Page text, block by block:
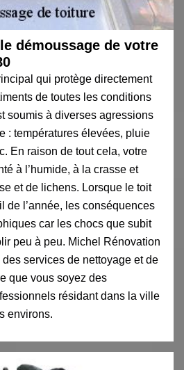
démoussage de votre
qui protège directement
de toutes les conditions
soumis à diverses agressions
: températures élevées, pluie
En raison de tout cela, votre
à l’humide, à la crasse et
et de lichens. Lorsque le toit
de l’année, les conséquences
car les chocs que subit
peu à peu. Michel Rénovation
services de nettoyage et de
que vous soyez des
résidant dans la ville
environs.